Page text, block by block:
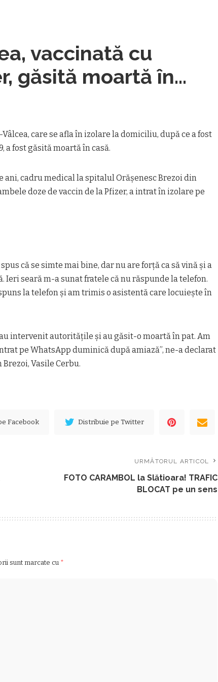
vaccinată cu
găsită moartă în
care se afla în izolare la domiciliu, după ce a fost
a fost găsită moartă în casă.
ani, cadru medical la spitalul Orăşenesc Brezoi din
doze de vaccin de la Pfizer, a intrat în izolare pe
că se simte mai bine, dar nu are forță ca să vină şi a
Ieri seară m-a sunat fratele că nu răspunde la telefon.
la telefon şi am trimis o asistentă care locuiește în
au intervenit autorităţile şi au găsit-o moartă în pat. Am
pe WhatsApp duminică după amiază”, ne-a declarat
Vasile Cerbu.
Facebook Distribuie pe Twitter
URMĂTORUL ARTICOL
FOTO CARAMBOL la Slătioara! TRAFIC
BLOCAT pe un sens
sunt marcate cu *